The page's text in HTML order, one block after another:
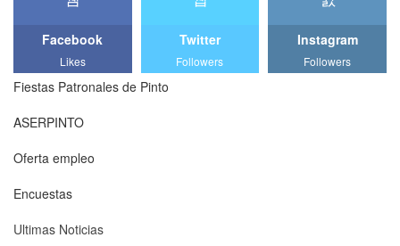
Facebook
Likes
Twitter
Followers
Instagram
Followers
Fiestas Patronales de Pinto
ASERPINTO
Oferta empleo
Encuestas
Ultimas Noticias